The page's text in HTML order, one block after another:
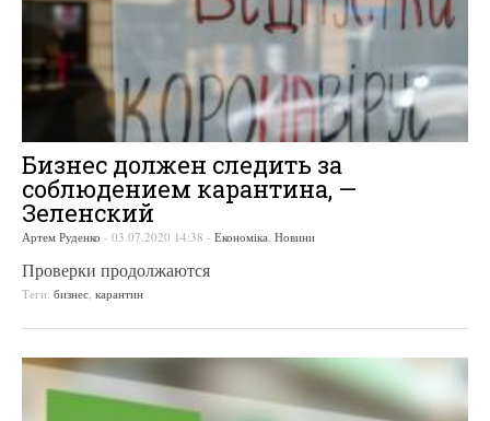
Бизнес должен следить за
соблюдением карантина, —
Зеленский
Артем Руденко - 03.07.2020 14:38 - Економіка Новини
Проверки продолжаются
Теги: бизнес карантин